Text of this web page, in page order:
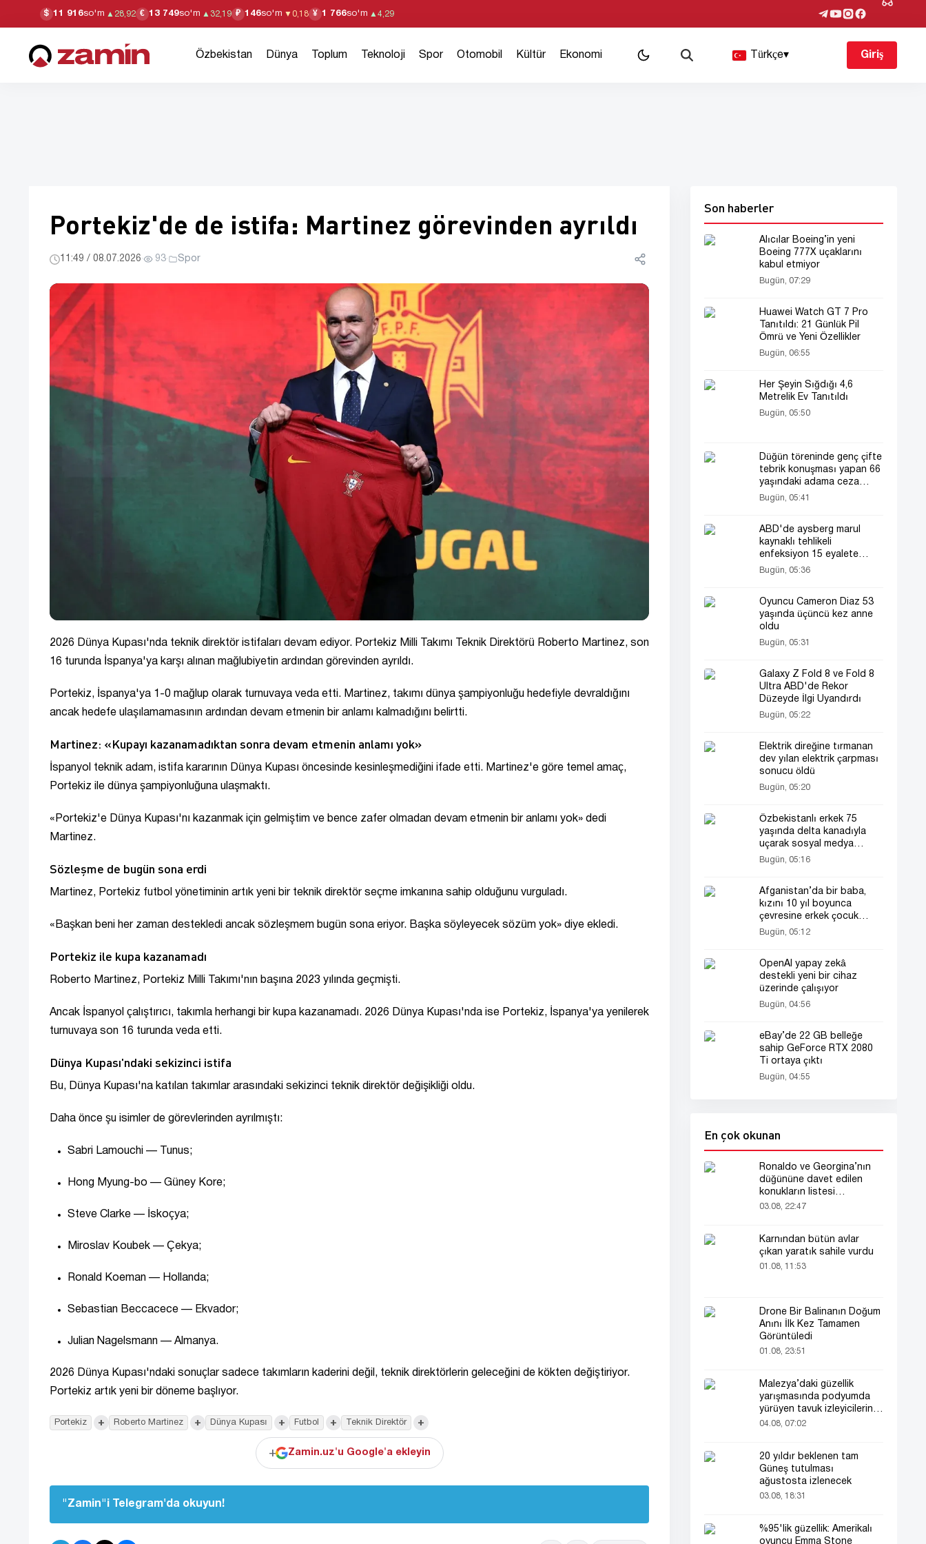
$ 11 916so'm ▲ 28,92 € 13 749so'm ▲ 32,19 ₽ 146so'm ▼ 0,18 ¥ 1 766so'm ▲ 4,29
Özbekistan Dünya Toplum Teknoloji Spor Otomobil Kültür Ekonomi Türkçe▾ Giriş
Portekiz'de de istifa: Martinez görevinden ayrıldı
11:49 / 08.07.2026· 93· Spor
2026 Dünya Kupası'nda teknik direktör istifaları devam ediyor. Portekiz Milli Takımı Teknik Direktörü Roberto Martinez, son
16 turunda İspanya'ya karşı alınan mağlubiyetin ardından görevinden ayrıldı.
Portekiz, İspanya'ya 1-0 mağlup olarak turnuvaya veda etti. Martinez, takımı dünya şampiyonluğu hedefiyle devraldığını
ancak hedefe ulaşılamamasının ardından devam etmenin bir anlamı kalmadığını belirtti.
Martinez: «Kupayı kazanamadıktan sonra devam etmenin anlamı yok»
İspanyol teknik adam, istifa kararının Dünya Kupası öncesinde kesinleşmediğini ifade etti. Martinez'e göre temel amaç,
Portekiz ile dünya şampiyonluğuna ulaşmaktı.
«Portekiz'e Dünya Kupası'nı kazanmak için gelmiştim ve bence zafer olmadan devam etmenin bir anlamı yok» dedi
Martinez.
Sözleşme de bugün sona erdi
Martinez, Portekiz futbol yönetiminin artık yeni bir teknik direktör seçme imkanına sahip olduğunu vurguladı.
«Başkan beni her zaman destekledi ancak sözleşmem bugün sona eriyor. Başka söyleyecek sözüm yok» diye ekledi.
Portekiz ile kupa kazanamadı
Roberto Martinez, Portekiz Milli Takımı'nın başına 2023 yılında geçmişti.
Ancak İspanyol çalıştırıcı, takımla herhangi bir kupa kazanamadı. 2026 Dünya Kupası'nda ise Portekiz, İspanya'ya yenilerek
turnuvaya son 16 turunda veda etti.
Dünya Kupası'ndaki sekizinci istifa
Bu, Dünya Kupası'na katılan takımlar arasındaki sekizinci teknik direktör değişikliği oldu.
Daha önce şu isimler de görevlerinden ayrılmıştı:
Sabri Lamouchi — Tunus;
Hong Myung-bo — Güney Kore;
Steve Clarke — İskoçya;
Miroslav Koubek — Çekya;
Ronald Koeman — Hollanda;
Sebastian Beccacece — Ekvador;
Julian Nagelsmann — Almanya.
2026 Dünya Kupası'ndaki sonuçlar sadece takımların kaderini değil, teknik direktörlerin geleceğini de kökten değiştiriyor.
Portekiz artık yeni bir döneme başlıyor.
Portekiz + Roberto Martinez + Dünya Kupası + Futbol + Teknik Direktör +
+ Zamin.uz'u Google'a ekleyin
"Zamin"i Telegram'da okuyun!
Son haberler
Alıcılar Boeing’in yeni
Boeing 777X uçaklarını
kabul etmiyor
Bugün, 07:29
Huawei Watch GT 7 Pro
Tanıtıldı: 21 Günlük Pil
Ömrü ve Yeni Özellikler
Bugün, 06:55
Her Şeyin Sığdığı 4,6
Metrelik Ev Tanıtıldı
Bugün, 05:50
Düğün töreninde genç çifte
tebrik konuşması yapan 66
yaşındaki adama ceza
soruşturması başlatıldı
Bugün, 05:41
ABD'de aysberg marul
kaynaklı tehlikeli
enfeksiyon 15 eyalete
yayıldı!
Bugün, 05:36
Oyuncu Cameron Diaz 53
yaşında üçüncü kez anne
oldu
Bugün, 05:31
Galaxy Z Fold 8 ve Fold 8
Ultra ABD'de Rekor
Düzeyde İlgi Uyandırdı
Bugün, 05:22
Elektrik direğine tırmanan
dev yılan elektrik çarpması
sonucu öldü
Bugün, 05:20
Özbekistanlı erkek 75
yaşında delta kanadıyla
uçarak sosyal medya
kullanıcılarını şaşırttı
Bugün, 05:16
Afganistan’da bir baba,
kızını 10 yıl boyunca
çevresine erkek çocuk
olarak tanıttı
Bugün, 05:12
OpenAI yapay zekâ
destekli yeni bir cihaz
üzerinde çalışıyor
Bugün, 04:56
eBay’de 22 GB belleğe
sahip GeForce RTX 2080
Ti ortaya çıktı
Bugün, 04:55
En çok okunan
Ronaldo ve Georgina’nın
düğününe davet edilen
konukların listesi
gündemde
03.08, 22:47
Karnından bütün avlar
çıkan yaratık sahile vurdu
01.08, 11:53
Drone Bir Balinanın Doğum
Anını İlk Kez Tamamen
Görüntüledi
01.08, 23:51
Malezya’daki güzellik
yarışmasında podyumda
yürüyen tavuk izleyicilerin
ilgisini çekti
04.08, 07:02
20 yıldır beklenen tam
Güneş tutulması
ağustosta izlenecek
03.08, 18:31
%95'lik güzellik: Amerikalı
oyuncu Emma Stone